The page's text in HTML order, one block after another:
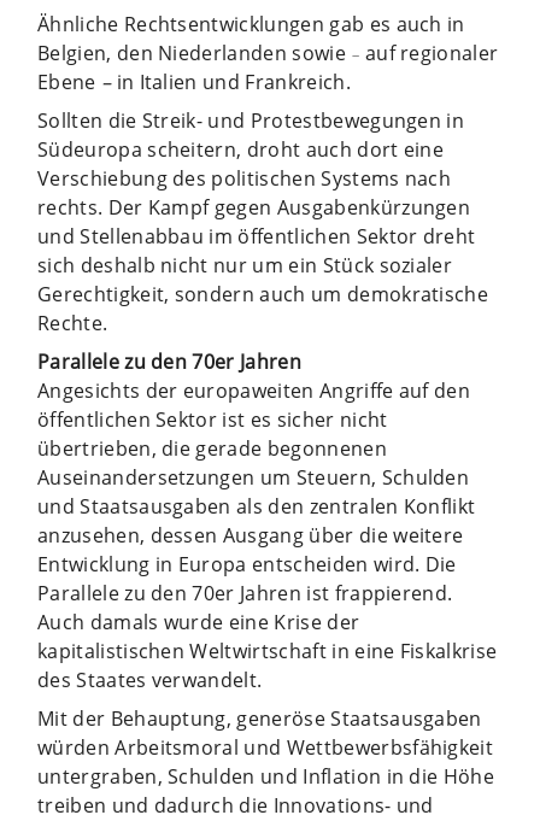
Ähnliche Rechtsentwicklungen gab es auch in
Belgien, den Niederlanden sowie – auf regionaler
Ebene –in Italien und Frankreich.
Sollten die Streik- und Protestbewegungen in
Südeuropa scheitern, droht auch dort eine
Verschiebung des politischen Systems nach
rechts. Der Kampf gegen Ausgabenkürzungen
und Stellenabbau im öffentlichen Sektor dreht
sich deshalb nicht nur um ein Stück sozialer
Gerechtigkeit, sondern auch um demokratische
Rechte.
Parallele zu den 70er Jahren
Angesichts der europaweiten Angriffe auf den
öffentlichen Sektor ist es sicher nicht
übertrieben, die gerade begonnenen
Auseinandersetzungen um Steuern, Schulden
und Staatsausgaben als den zentralen Konflikt
anzusehen, dessen Ausgang über die weitere
Entwicklung in Europa entscheiden wird. Die
Parallele zu den 70er Jahren ist frappierend.
Auch damals wurde eine Krise der
kapitalistischen Weltwirtschaft in eine Fiskalkrise
des Staates verwandelt.
Mit der Behauptung, generöse Staatsausgaben
würden Arbeitsmoral und Wettbewerbsfähigkeit
untergraben, Schulden und Inflation in die Höhe
treiben und dadurch die Innovations- und